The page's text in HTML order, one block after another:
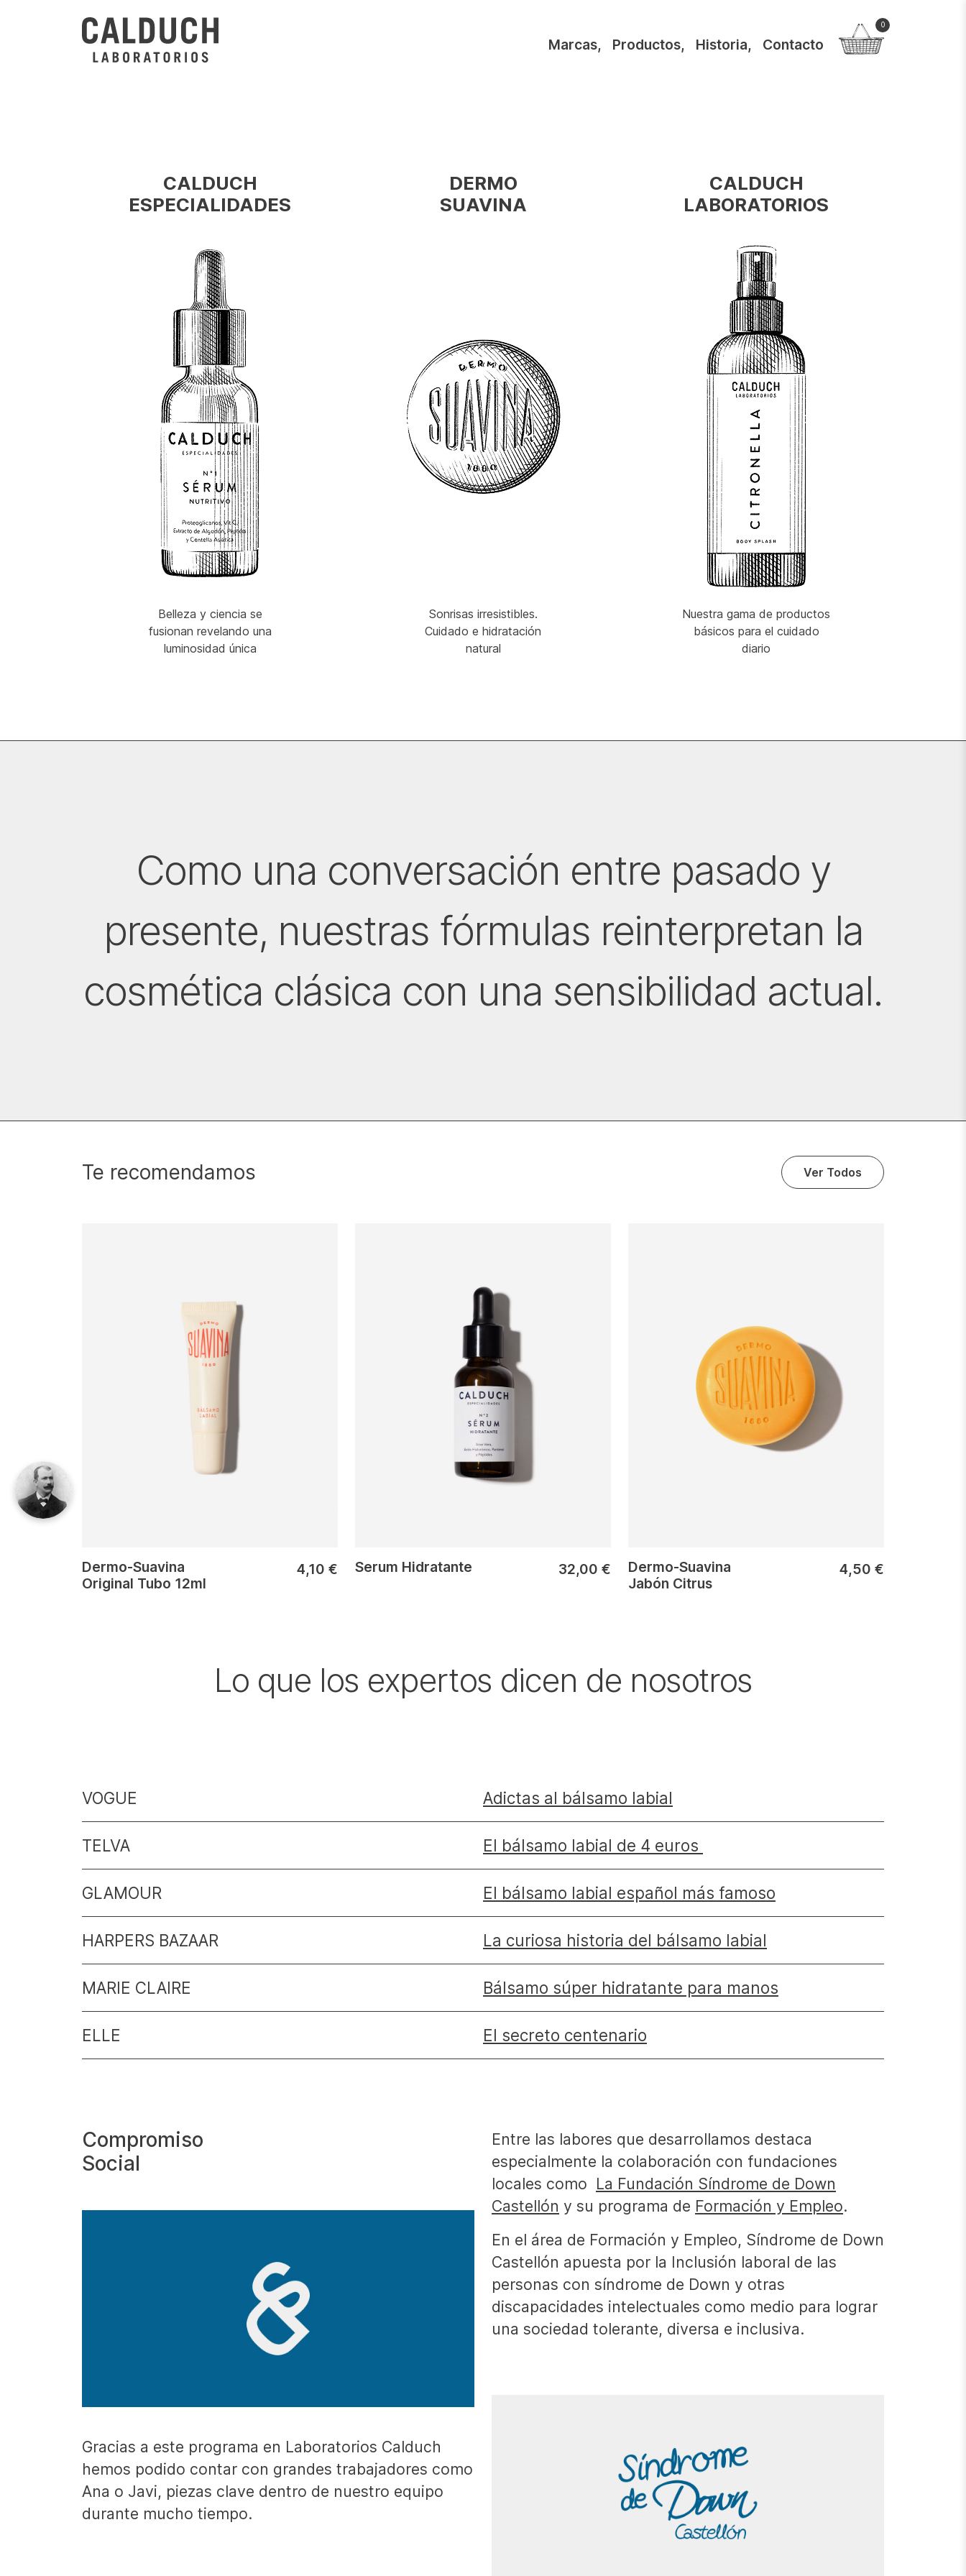
Marcas, Productos, Historia, Contacto
0
CALDUCH
ESPECIALIDADES
Belleza y ciencia se
fusionan revelando una
luminosidad única
DERMO
SUAVINA
Sonrisas irresistibles.
Cuidado e hidratación
natural
CALDUCH
LABORATORIOS
Nuestra gama de productos
básicos para el cuidado
diario
Como una conversación entre pasado y
presente, nuestras fórmulas reinterpretan la
cosmética clásica con una sensibilidad actual.
Te recomendamos Ver Todos
Dermo-Suavina
Original Tubo 12ml
4,10 € Serum Hidratante 32,00 €
Dermo-Suavina
Jabón Citrus
4,50 €
Lo que los expertos dicen de nosotros
VOGUE Adictas al bálsamo labial
TELVA El bálsamo labial de 4 euros
GLAMOUR El bálsamo labial español más famoso
HARPERS BAZAAR La curiosa historia del bálsamo labial
MARIE CLAIRE Bálsamo súper hidratante para manos
ELLE El secreto centenario
Compromiso
Social
Gracias a este programa en Laboratorios Calduch
hemos podido contar con grandes trabajadores como
Ana o Javi, piezas clave dentro de nuestro equipo
durante mucho tiempo.
Entre las labores que desarrollamos destaca
especialmente la colaboración con fundaciones
locales como La Fundación Síndrome de Down
Castellón y su programa de Formación y Empleo.
En el área de Formación y Empleo, Síndrome de Down
Castellón apuesta por la Inclusión laboral de las
personas con síndrome de Down y otras
discapacidades intelectuales como medio para lograr
una sociedad tolerante, diversa e inclusiva.